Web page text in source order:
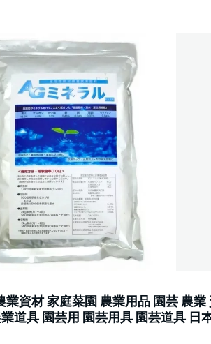
資材 家庭菜園 農業用品 園芸 農業
道具 園芸用 園芸用具 園芸道具 日
資材 グッズ ガーデン用品 ガーデン